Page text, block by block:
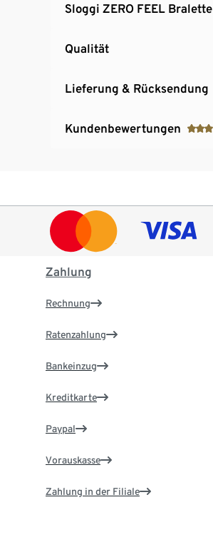
Sloggi ZERO FEEL Bralette
Qualität
Lieferung & Rücksendung
Kundenbewertungen
Zahlung
Rechnung
Ratenzahlung
Bankeinzug
Kreditkarte
Paypal
Vorauskasse
Zahlung in der Filiale